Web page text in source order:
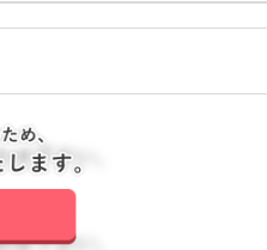
せ下さい。
せ下さい。